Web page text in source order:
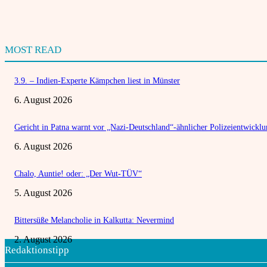
MOST READ
3.9. – Indien-Experte Kämpchen liest in Münster
6. August 2026
Gericht in Patna warnt vor „Nazi-Deutschland“-ähnlicher
6. August 2026
Chalo, Auntie! oder: „Der Wut-TÜV“
5. August 2026
Bittersüße Melancholie in Kalkutta: Nevermind
2. August 2026
Redaktionstipp